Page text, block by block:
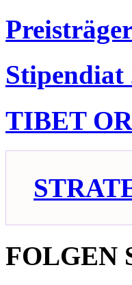
Stipendiat
TIBET
FOLGEN